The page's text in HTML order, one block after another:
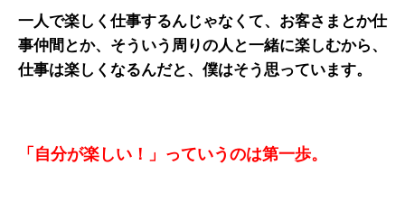
一人で楽しく仕事するんじゃなくて、お客さまとか仕
事仲間とか、そういう周りの人と一緒に楽しむから、
仕事は楽しくなるんだと、僕はそう思っています。
「自分が楽しい！」っていうのは第一歩。